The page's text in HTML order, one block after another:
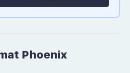
Phoenix